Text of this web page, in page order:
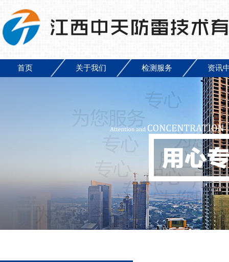
首页 关于我们 检测服务 资讯